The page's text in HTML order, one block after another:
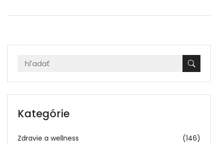
Kategórie
Zdravie a wellness (146)